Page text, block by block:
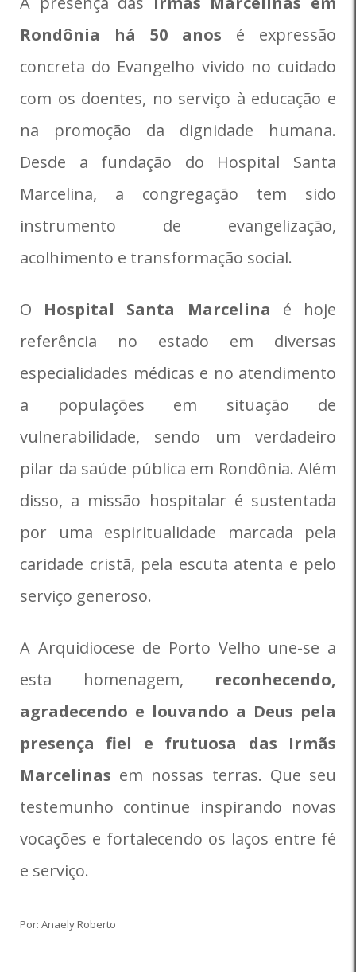
Rondônia há 50 anos é expressão
concreta do Evangelho vivido no cuidado
com os doentes, no serviço à educação e
na promoção da dignidade humana.
Desde a fundação do Hospital Santa
Marcelina, a congregação tem sido
instrumento de evangelização,
acolhimento e transformação social.
O Hospital Santa Marcelina é hoje
referência no estado em diversas
especialidades médicas e no atendimento
a populações em situação de
vulnerabilidade, sendo um verdadeiro
pilar da saúde pública em Rondônia. Além
disso, a missão hospitalar é sustentada
por uma espiritualidade marcada pela
caridade cristã, pela escuta atenta e pelo
serviço generoso.
A Arquidiocese de Porto Velho une-se a
esta homenagem, reconhecendo,
agradecendo e louvando a Deus pela
presença fiel e frutuosa das Irmãs
Marcelinas em nossas terras. Que seu
testemunho continue inspirando novas
vocações e fortalecendo os laços entre fé
e serviço.
Por: Anaely Roberto